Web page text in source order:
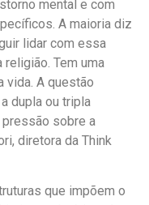
mental e com
A maioria diz
lidar com essa
Tem uma
vida. A questão
dupla ou tripla
sobre a
diretora da Think
que impõem o